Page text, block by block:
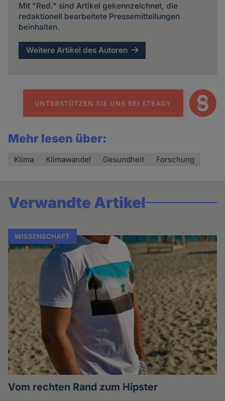
Mit "Red." sind Artikel gekennzeichnet, die
redaktionell bearbeitete Pressemitteilungen
beinhalten.
Weitere Artikel des Autoren
Mehr lesen über:
Klima Klimawandel Gesundheit Forschung
Verwandte Artikel
WISSENSCHAFT
Vom rechten Rand zum Hipster